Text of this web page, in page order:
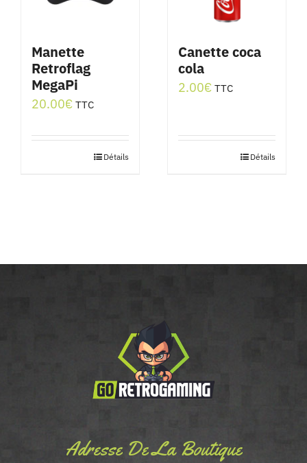
Manette
Retroflag
MegaPi
20.00€ TTC
Détails
Canette coca
cola
2.00€ TTC
Détails
Adresse De La Boutique